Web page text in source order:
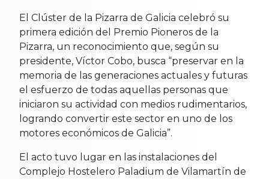
El Clúster de la Pizarra de Galicia celebró su
primera edición del Premio Pioneros de la
Pizarra, un reconocimiento que, según su
presidente, Víctor Cobo, busca “preservar en la
memoria de las generaciones actuales y futuras
el esfuerzo de todas aquellas personas que
iniciaron su actividad con medios rudimentarios,
logrando convertir este sector en uno de los
motores económicos de Galicia”.
El acto tuvo lugar en las instalaciones del
Complejo Hostelero Paladium de Vilamartín de